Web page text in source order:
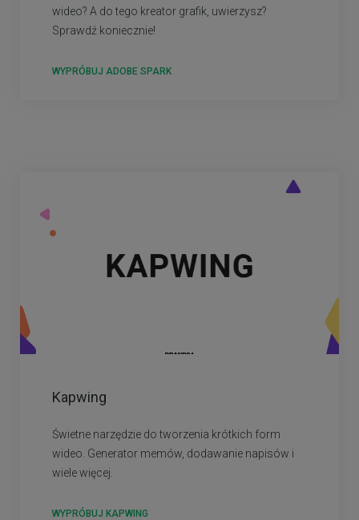
wideo? A do tego kreator grafik, uwierzysz?
Sprawdź koniecznie!
WYPRÓBUJ ADOBE SPARK
Kapwing
Świetne narzędzie do tworzenia krótkich form
wideo. Generator memów, dodawanie napisów i
wiele więcej.
WYPRÓBUJ KAPWING